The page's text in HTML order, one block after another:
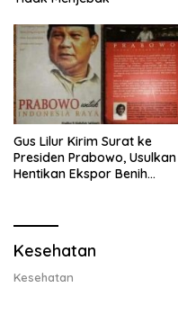
Gus Lilur Kirim Surat ke
Presiden Prabowo, Usulkan
Hentikan Ekspor Benih
Kesehatan
Kesehatan